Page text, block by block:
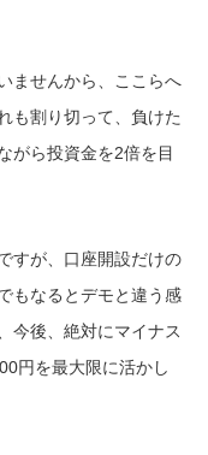
ませんから、ここらへ
も割り切って、負けた
がら投資金を2倍を目
すが、口座開設だけの
もなるとデモと違う感
今後、絶対にマイナス
円を最大限に活かし